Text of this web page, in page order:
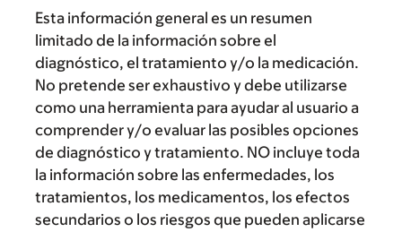
Esta información general es un resumen
limitado de la información sobre el
diagnóstico, el tratamiento y/o la medicación.
No pretende ser exhaustivo y debe utilizarse
como una herramienta para ayudar al usuario a
comprender y/o evaluar las posibles opciones
de diagnóstico y tratamiento. NO incluye toda
la información sobre las enfermedades, los
tratamientos, los medicamentos, los efectos
secundarios o los riesgos que pueden aplicarse